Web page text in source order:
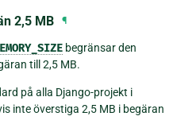
2,5 MB ¶
begränsar den
till 2,5 MB.
på alla Django-projekt i
inte överstiga 2,5 MB i begäran